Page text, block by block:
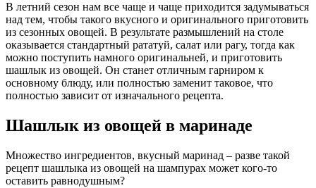
В летний сезон нам все чаще и чаще приходится задумываться
над тем, чтобы такого вкусного и оригинального приготовить
из сезонных овощей. В результате размышлений на столе
оказывается стандартный рататуй, салат или рагу, тогда как
можно поступить намного оригинальней, и приготовить
шашлык из овощей. Он станет отличным гарниром к
основному блюду, или полностью заменит таковое, что
полностью зависит от изначального рецепта.
Шашлык из овощей в маринаде
Множество ингредиентов, вкусный маринад – разве такой
рецепт шашлыка из овощей на шампурах может кого-то
оставить равнодушным?